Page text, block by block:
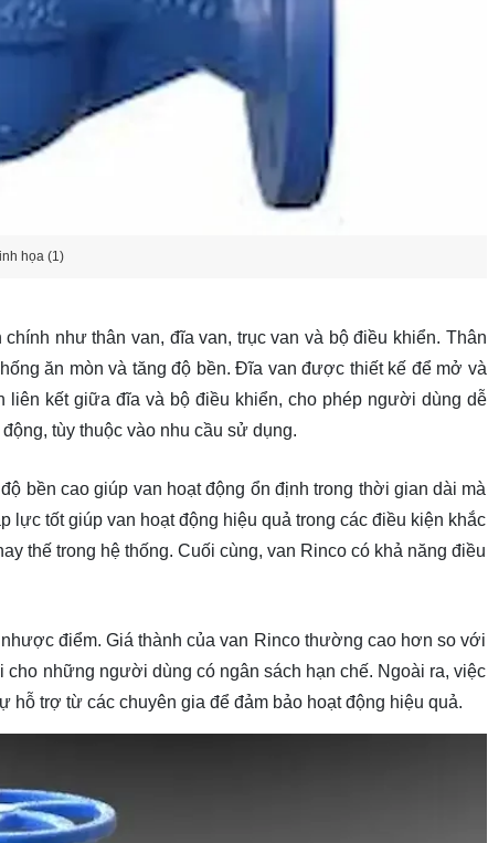
họa (1)
như thân van, đĩa van, trục van và bộ điều khiển. Thân
ăn mòn và tăng độ bền. Đĩa van được thiết kế để mở và
liên kết giữa đĩa và bộ điều khiển, cho phép người dùng dễ
tùy thuộc vào nhu cầu sử dụng.
bền cao giúp van hoạt động ổn định trong thời gian dài mà
tốt giúp van hoạt động hiệu quả trong các điều kiện khắc
thế trong hệ thống. Cuối cùng, van Rinco có khả năng điều
điểm. Giá thành của van Rinco thường cao hơn so với
những người dùng có ngân sách hạn chế. Ngoài ra, việc
hỗ trợ từ các chuyên gia để đảm bảo hoạt động hiệu quả.